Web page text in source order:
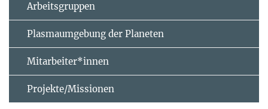
Arbeitsgruppen
Plasmaumgebung der Planeten
Mitarbeiter*innen
Projekte/Missionen